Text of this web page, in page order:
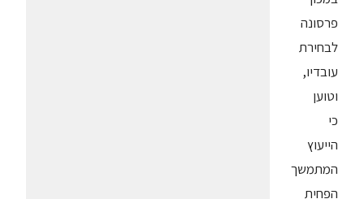
פרסונה
לבחירת
עובדיו,
וטוען
כי
הייעוץ
המתמשך
הפחית